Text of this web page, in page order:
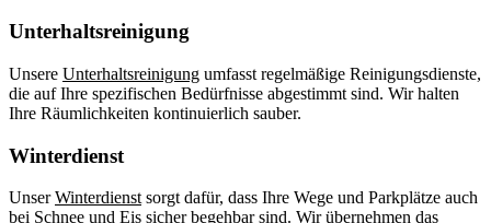
Unterhaltsreinigung
Unsere Unterhaltsreinigung umfasst regelmäßige Reinigungsdienste,
die auf Ihre spezifischen Bedürfnisse abgestimmt sind. Wir halten
Ihre Räumlichkeiten kontinuierlich sauber.
Winterdienst
UnserWinterdienst sorgt dafür, dass Ihre Wege und Parkplätze auch
bei Schnee und Eis sicher begehbar sind. Wir übernehmen das